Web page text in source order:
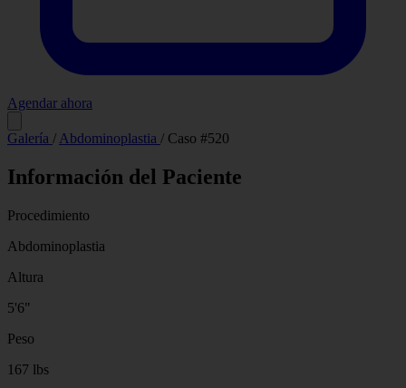
Agendar ahora
Galería / Abdominoplastia / Caso #520
Información del Paciente
Procedimiento
Abdominoplastia
Altura
5'6"
Peso
167 lbs